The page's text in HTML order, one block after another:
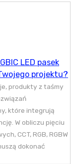
LED pasek
projektu?
produkty z taśmy
które integrują
W obliczu pięciu
CCT, RGB, RGBW
dokonać